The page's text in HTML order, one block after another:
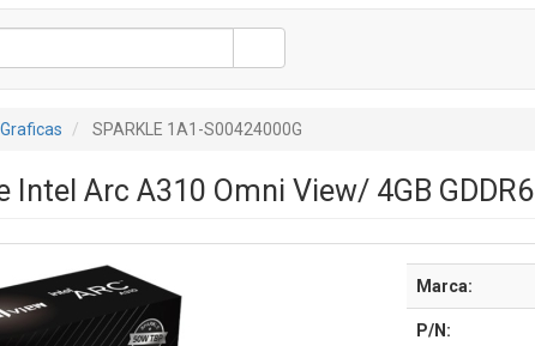
SPARKLE 1A1-S00424000G
Intel Arc A310 Omni View/ 4GB GDDR6
Marca:
P/N: